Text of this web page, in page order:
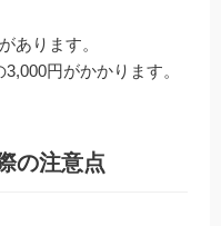
あります。
円がかかります。
の注意点